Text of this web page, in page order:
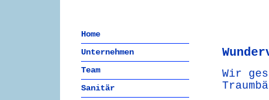
Home
Unternehmen
Team
Sanitär
Wir